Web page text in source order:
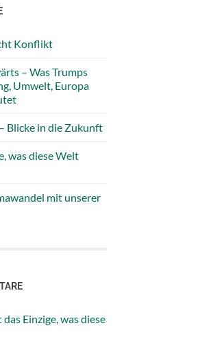
Konflikt
– Was Trumps
Umwelt, Europa
Blicke in die Zukunft
was diese Welt
mit unserer
das Einzige, was diese